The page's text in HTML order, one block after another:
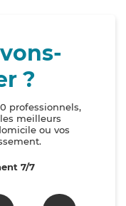
?
professionnels,
meilleurs
ou vos
7/7